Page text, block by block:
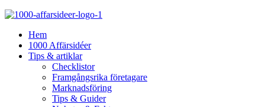
Hem
1000 Affärsidéer
Tips & artiklar
Checklistor
Framgångsrika företagare
Marknadsföring
Tips & Guider